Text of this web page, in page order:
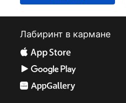
Лабиринт в кармане